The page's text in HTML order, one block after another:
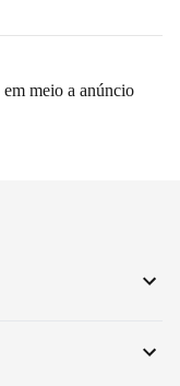
meio a anúncio